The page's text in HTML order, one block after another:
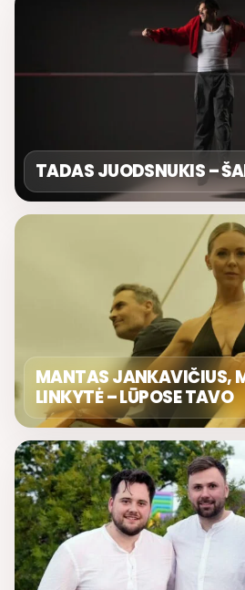
TADAS JUODSNUKIS –
MANTAS JANKAVIČIUS,
LINKYTĖ – LŪPOSE TAVO